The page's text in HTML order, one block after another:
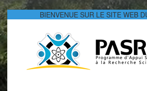
BIENVENUE SUR LE SITE WEB